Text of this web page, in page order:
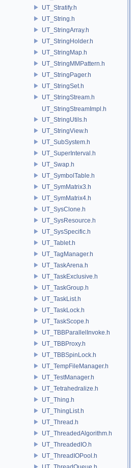
UT_Stratify.h
UT_String.h
UT_StringArray.h
UT_StringHolder.h
UT_StringMap.h
UT_StringMMPattern.h
UT_StringPager.h
UT_StringSet.h
UT_StringStream.h
UT_StringStreamImpl.h
UT_StringUtils.h
UT_StringView.h
UT_SubSystem.h
UT_SuperInterval.h
UT_Swap.h
UT_SymbolTable.h
UT_SymMatrix3.h
UT_SymMatrix4.h
UT_SysClone.h
UT_SysResource.h
UT_SysSpecific.h
UT_Tablet.h
UT_TagManager.h
UT_TaskArena.h
UT_TaskExclusive.h
UT_TaskGroup.h
UT_TaskList.h
UT_TaskLock.h
UT_TaskScope.h
UT_TBBParallelInvoke.h
UT_TBBProxy.h
UT_TBBSpinLock.h
UT_TempFileManager.h
UT_TestManager.h
UT_Tetrahedralize.h
UT_Thing.h
UT_ThingList.h
UT_Thread.h
UT_ThreadedAlgorithm.h
UT_ThreadedIO.h
UT_ThreadIOPool.h